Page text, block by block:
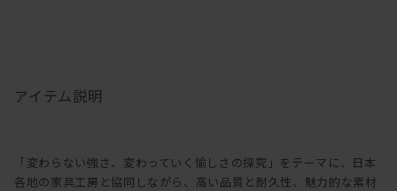
アイテム説明
「変わらない強さ、変わっていく愉しさの探究」をテーマに、日本
各地の家具工房と協同しながら、高い品質と耐久性、魅力的な素材